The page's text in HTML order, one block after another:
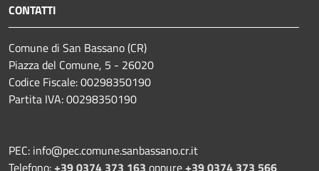
CONTATTI
Comune di San Bassano (CR)
Piazza del Comune, 5 - 26020
Codice Fiscale: 00298350190
Partita IVA: 00298350190
PEC: info@pec.comune.sanbassano.cr.it
Telefono:+39 0374 373 163 oppure+39 0374 373 566